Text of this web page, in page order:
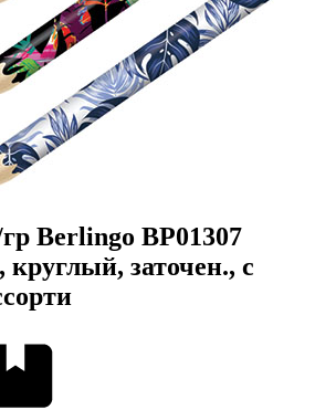
Berlingo BP01307
заточен., с